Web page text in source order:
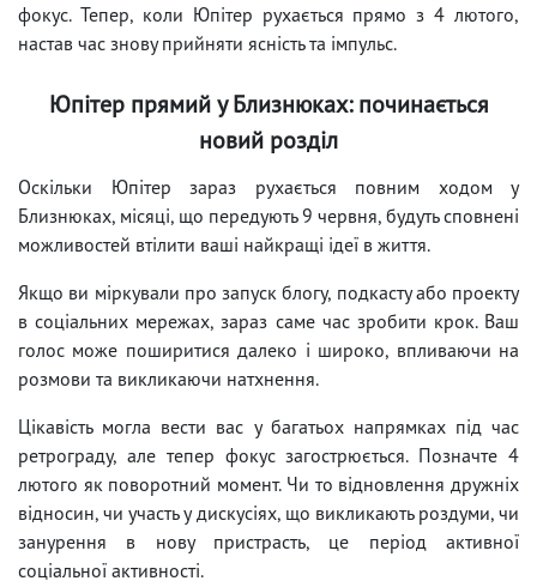
фокус. Тепер, коли Юпітер рухається прямо з 4 лютого,
настав час знову прийняти ясність та імпульс.
Юпітер прямий у Близнюках: починається
новий розділ
Оскільки Юпітер зараз рухається повним ходом у
Близнюках, місяці, що передують 9 червня, будуть сповнені
можливостей втілити ваші найкращі ідеї в життя.
Якщо ви міркували про запуск блогу, подкасту або проекту
в соціальних мережах, зараз саме час зробити крок. Ваш
голос може поширитися далеко і широко, впливаючи на
розмови та викликаючи натхнення.
Цікавість могла вести вас у багатьох напрямках під час
ретрограду, але тепер фокус загострюється. Позначте 4
лютого як поворотний момент. Чи то відновлення дружніх
відносин, чи участь у дискусіях, що викликають роздуми, чи
занурення в нову пристрасть, це період активної
соціальної активності.